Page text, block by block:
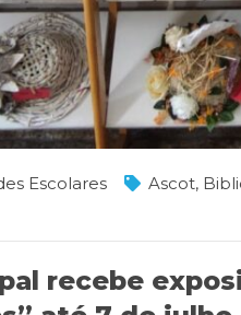
Escolares Ascot,
recebe